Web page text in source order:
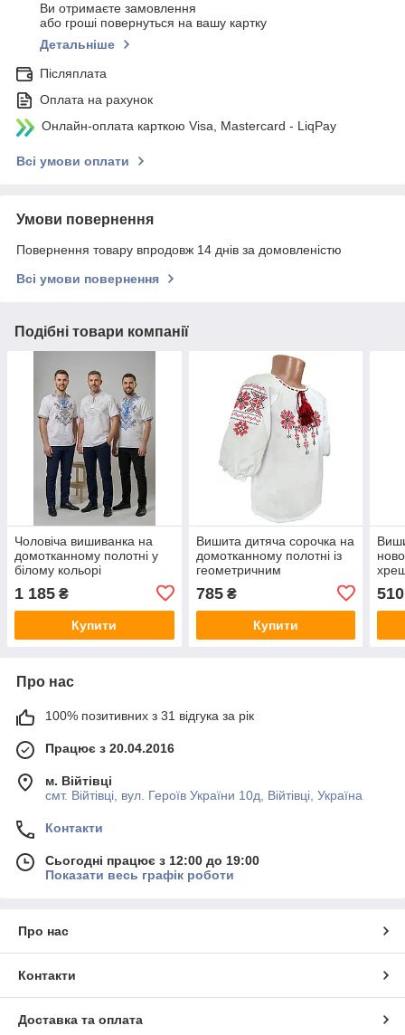
Ви отримаєте замовлення
або гроші повернуться на вашу картку
Детальніше
Післяплата
Оплата на рахунок
Онлайн-оплата карткою Visa, Mastercard - LiqPay
Всі умови оплати
Умови повернення
Повернення товару впродовж 14 днів за домовленістю
Всі умови повернення
Подібні товари компанії
Чоловіча вишиванка на
домотканному полотні у
білому кольорі
1 185 ₴
Купити
Вишита дитяча сорочка на
домотканному полотні із
геометричним
785₴
Купити
510
Про нас
100% позитивних з 31 відгука за рік
Працює з 20.04.2016
м. Війтівці
смт. Війтівці, вул. Героїв України 10д, Війтівці, Україна
Контакти
Сьогодні працює з 12:00 до 19:00
Показати весь графік роботи
Про нас
Контакти
Доставка та оплата